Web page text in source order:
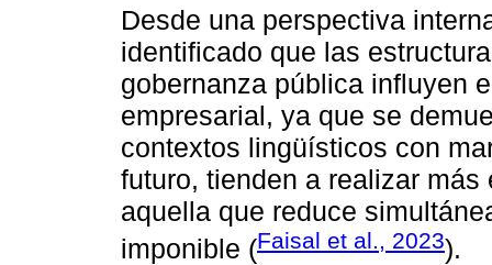
Desde una perspectiva
identificado que las
gobernanza pública influyen
empresarial, ya que se
contextos lingüísticos con
futuro, tienden a realizar
aquella que reduce
imponible (Faisal et al., 2023).